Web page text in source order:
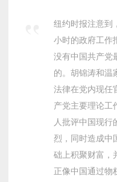
纽约时报注意到
小时的政府工作
没有中国共产党
的。胡锦涛和温
法律在党内现任
产党主要理论工
人批评中国现行
烈，同时造成中
础上积聚财富，
正像中国通过物